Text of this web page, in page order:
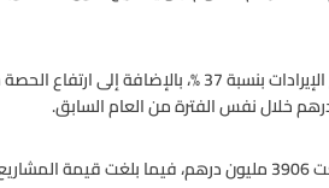
يعود سبب ارتفاع الأرباح خلال الربع الأول 2018 إلى ارتفاع الإيرادات بنسبة